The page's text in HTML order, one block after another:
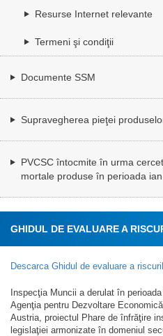
Resurse Internet relevante
Termeni şi condiţii
Documente SSM
Supravegherea pieţei
PVCSC întocmite în urma
mortale produse în perioada
GHIDUL DE EVALUARE A
Descarca Ghidul de evaluare a
Inspecţia Muncii a derulat în
Agenţia pentru Dezvoltare
Austria, proiectul Phare de înfrăţire
legislaţiei armonizate în domeniul